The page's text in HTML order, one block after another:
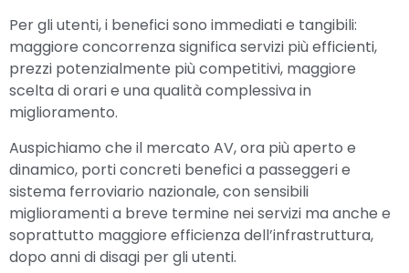
Per gli utenti, i benefici sono immediati e tangibili:
maggiore concorrenza significa servizi più efficienti,
prezzi potenzialmente più competitivi, maggiore
scelta di orari e una qualità complessiva in
miglioramento.
Auspichiamo che il mercato AV, ora più aperto e
dinamico, porti concreti benefici a passeggeri e
sistema ferroviario nazionale, con sensibili
miglioramenti a breve termine nei servizi ma anche e
soprattutto maggiore efficienza dell’infrastruttura,
dopo anni di disagi per gli utenti.